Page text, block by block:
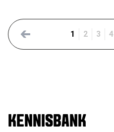
1 2 3 4
KENNISBANK